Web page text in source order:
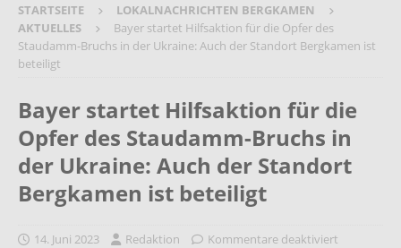
STARTSEITE
LOKALNACHRICHTEN BERGKAMEN
AKTUELLES
Bayer startet Hilfsaktion für die Opfer des
Staudamm-Bruchs in der Ukraine: Auch der Standort Bergkamen ist
beteiligt
Bayer startet Hilfsaktion für die
Opfer des Staudamm-Bruchs in
der Ukraine: Auch der Standort
Bergkamen ist beteiligt
14. Juni 2023 Redaktion Kommentare deaktiviert